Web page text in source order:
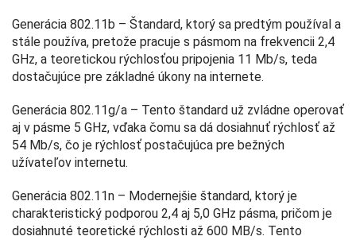
Generácia 802.11b – Štandard, ktorý sa predtým používal a
stále používa, pretože pracuje s pásmom na frekvencii 2,4
GHz, a teoretickou rýchlosťou pripojenia 11 Mb/s, teda
dostačujúce pre základné úkony na internete.
Generácia 802.11g/a – Tento štandard už zvládne operovať
aj v pásme 5 GHz, vďaka čomu sa dá dosiahnuť rýchlosť až
54 Mb/s, čo je rýchlosť postačujúca pre bežných
užívateľov internetu.
Generácia 802.11n – Modernejšie štandard, ktorý je
charakteristický podporou 2,4 aj 5,0 GHz pásma, pričom je
dosiahnuté teoretické rýchlosti až 600 MB/s. Tento